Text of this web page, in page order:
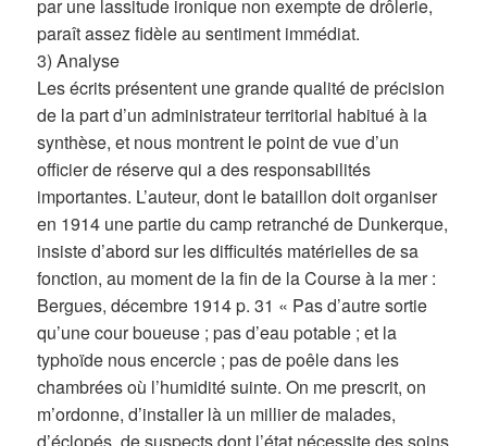
par une lassitude ironique non exempte de drôlerie,
paraît assez fidèle au sentiment immédiat.
3) Analyse
Les écrits présentent une grande qualité de précision
de la part d’un administrateur territorial habitué à la
synthèse, et nous montrent le point de vue d’un
officier de réserve qui a des responsabilités
importantes. L’auteur, dont le bataillon doit organiser
en 1914 une partie du camp retranché de Dunkerque,
insiste d’abord sur les difficultés matérielles de sa
fonction, au moment de la fin de la Course à la mer :
Bergues, décembre 1914 p. 31 « Pas d’autre sortie
qu’une cour boueuse ; pas d’eau potable ; et la
typhoïde nous encercle ; pas de poêle dans les
chambrées où l’humidité suinte. On me prescrit, on
m’ordonne, d’installer là un millier de malades,